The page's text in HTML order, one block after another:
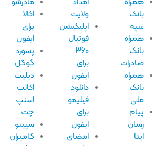
همراه
صادرات
همراه
پیام
رسان
ولایت
اپلیکیشن
فوتبال
ایفون
دانلود
فیلیمو
ایفون
امضای
اکالا
ایفون
پسورد
گوگل
دیلیت
اکانت
اسنپ
سپینو
گامیران